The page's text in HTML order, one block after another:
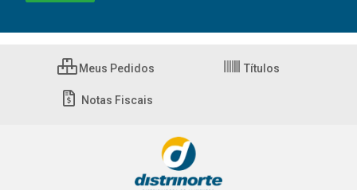
Meus Pedidos Títulos
Notas Fiscais